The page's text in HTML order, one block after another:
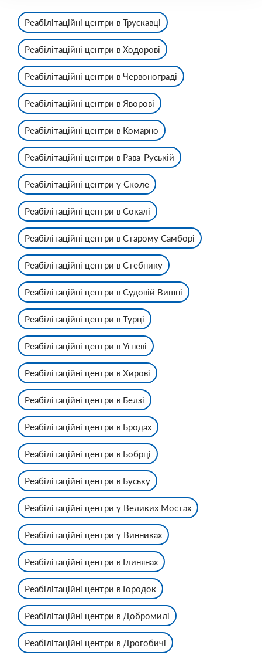
Реабілітаційні центри в Трускавці
Реабілітаційні центри в Ходорові
Реабілітаційні центри в Червонограді
Реабілітаційні центри в Яворові
Реабілітаційні центри в Комарно
Реабілітаційні центри в Рава-Руській
Реабілітаційні центри у Сколе
Реабілітаційні центри в Сокалі
Реабілітаційні центри в Старому Самборі
Реабілітаційні центри в Стебнику
Реабілітаційні центри в Судовій Вишні
Реабілітаційні центри в Турці
Реабілітаційні центри в Угневі
Реабілітаційні центри в Хирові
Реабілітаційні центри в Белзі
Реабілітаційні центри в Бродах
Реабілітаційні центри в Бобрці
Реабілітаційні центри в Буську
Реабілітаційні центри у Великих Мостах
Реабілітаційні центри у Винниках
Реабілітаційні центри в Глинянах
Реабілітаційні центри в Городок
Реабілітаційні центри в Добромилі
Реабілітаційні центри в Дрогобичі